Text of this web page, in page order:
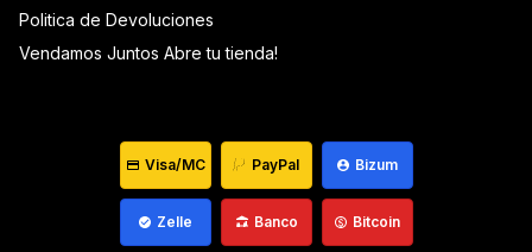
Politica de Devoluciones
Vendamos Juntos Abre tu tienda!
Visa/MC PayPal Bizum
Zelle Banco Bitcoin